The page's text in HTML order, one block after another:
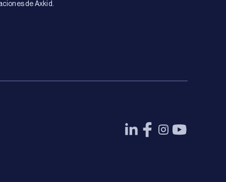
de Axkid.